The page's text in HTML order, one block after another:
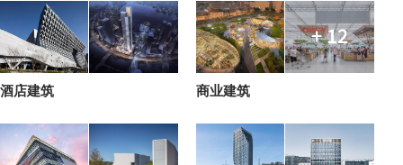
酒店建筑
+ 12
商业建筑